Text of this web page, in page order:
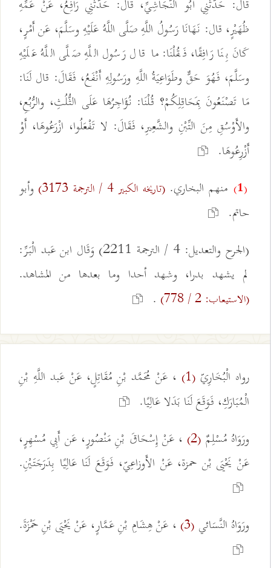
قال: حَدَّثَنِي أَبُو النَّجَاشِيِّ، قال: حَدَّثَنِي رَافِعُ، عَنْ عَمِّهِ
ظُهَيْرٍ، قال: نَهَانَا رَسُولُ اللَّهِ صَلَّى اللَّهُ عَلَيْهِ وسَلَّمَ، عَن أَمْرٍ،
كَانَ بِنَا رَافِقًا، فَقُلْنَا: ما قال رَسُول اللَّهِ صَلَّى اللَّهُ عَلَيْهِ
وسَلَّمَ، فَهُوَ حَقٌّ وطَوَاعِيَةُ اللَّهِ ورَسُولِهِ أَنْفَعُ، فَقَالَ: قال لَنَا:
مَا تَصْنَعُونَ بِمَحَاقِلِكُمْ؟ قُلْنَا: نُؤَاجِرُهَا عَلَى الثُّلُثِ، والرُّبُعِ،
والأَوْسُقِ مِنَ التِّبْنِ والشَّعِيرِ، فَقَالَ: لا تَفْعَلُوا، ازْرَعُوهَا، أَوْ
أَزْرِعُوهَا.
(1) منهم البخاري.(تاريخه الكبير 4 / الترجمة 3173)
وأبو
حاتم.
(الجرح والتعديل: 4 / الترجمة 2211) وَقَال ابن عَبد الْبَرِّ:
لم يشهد بدرا، وشهد أحدا وما بعدها من المشاهد.
(الاستيعاب: 2 / 778) .
رواه الْبُخَارِيّ (1)
، عَنْ مُحَمَّد بْنِ مُقَاتِلٍ، عَنْ عَبد اللَّهِ بْنِ
الْمُبَارَكِ، فَوَقَعَ لَنَا بَدَلا عَالِيًا.
ورَوَاهُ مُسْلِمٌ (2)
، عَنْ إِسْحَاقَ بْنِ مَنْصُورٍ، عَن أَبِي مُسْهِرٍ،
عَنْ يَحْيَى بْن حمزة، عَنْ الأَوزاعِيّ، فَوَقَعَ لَنَا عَالِيًا بِدَرَجَتَيْنِ.
ورَوَاهُ النَّسَائي (3) ، عَنْ هِشَامِ بْنِ عَمَّارٍ، عَنْ يَحْيَى بْنِ حَمْزَةَ.